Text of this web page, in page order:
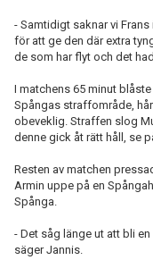
- Samtidigt saknar vi
för att ge den där extra
de som har flyt och det
I matchens 65 minut
Spångas straffområde,
obeveklig. Straffen slog
denne gick åt rätt håll, se
Resten av matchen
Armin uppe på en
Spånga.
- Det såg länge ut att bli
säger Jannis.